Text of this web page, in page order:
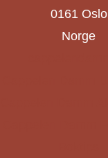
0161 Oslo
Norge